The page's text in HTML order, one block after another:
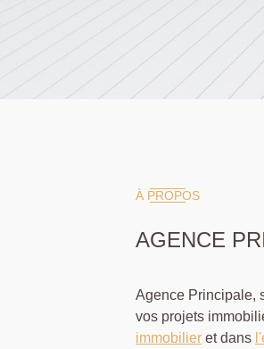
À PROPOS
AGENCE
Agence Principale,
vos projets
immobilier et dans